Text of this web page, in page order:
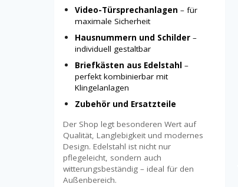
Video-Türsprechanlagen – für
maximale Sicherheit
Hausnummern und Schilder –
individuell gestaltbar
Briefkästen aus Edelstahl –
perfekt kombinierbar mit
Klingelanlagen
Zubehör und Ersatzteile
Der Shop legt besonderen Wert auf
Qualität, Langlebigkeit und modernes
Design. Edelstahl ist nicht nur
pflegeleicht, sondern auch
witterungsbeständig – ideal für den
Außenbereich.